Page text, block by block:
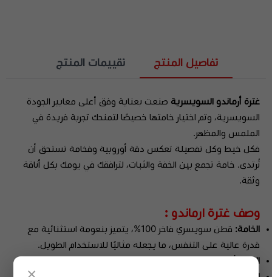
تفاصيل المنتج تقييمات المنتج
غترة أرماندو السويسرية صنعت بعناية وفق أعلى معايير الجودة
السويسرية، وتم اختيار خامتها خصيصًا لتمنحك تجربة فريدة في
الملمس والمظهر.
فكل خيط وكل تفصيلة تعكس دقة أوروبية وفخامة تستحق أن
تُرتدى. خامة تجمع بين الخفة والثبات، لترافقك في يومك بكل أناقة
وثقة.
وصف غترة ارماندو :
الخامة:
قطن سويسري فاخر 100%، يتميز بنعومة استثنائية مع
قدرة عالية على التنفس، ما يجعله مثاليًا للاستخدام الطويل.
اللون: